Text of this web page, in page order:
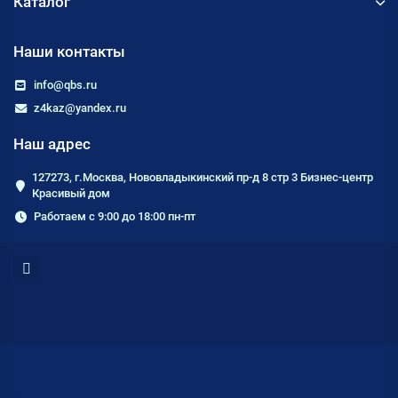
Наши контакты
info@qbs.ru
z4kaz@yandex.ru
Наш адрес
127273, г.Москва, Нововладыкинский пр-д 8 стр 3 Бизнес-центр
Красивый дом
Работаем с 9:00 до 18:00 пн-пт